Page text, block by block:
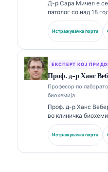
Д-р Сара Мичел е
патолог со над 18
лабораториска
анализа. Има
клиничка хемија и
Истражувачка порта
ЕКСПЕРТ КОЈ
Проф. д-р Ханс
Професор по
биохемија
Проф. д-р Ханс
во клиничка
истражување на
претседател на
хемија, тој се
Истражувачка порта